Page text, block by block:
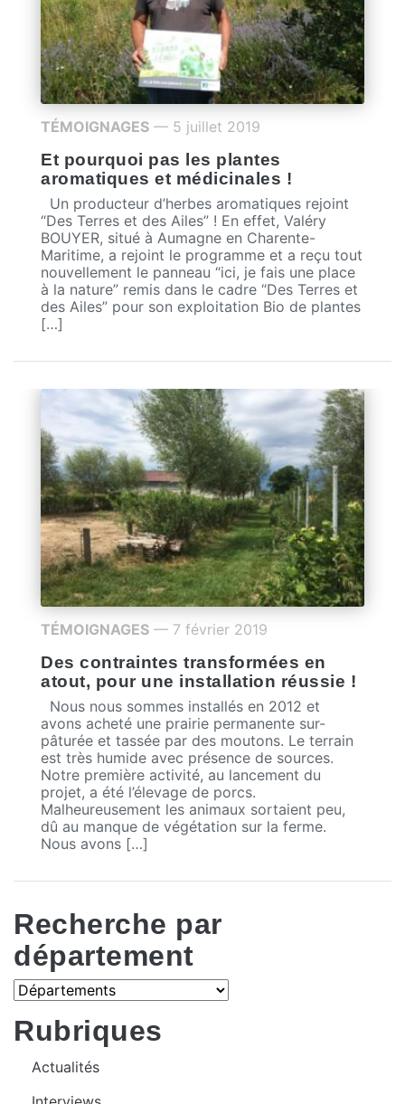
TÉMOIGNAGES — 5 juillet 2019
Et pourquoi pas les plantes
aromatiques et médicinales !
Un producteur d’herbes aromatiques rejoint
“Des Terres et des Ailes” ! En effet, Valéry
BOUYER, situé à Aumagne en Charente-
Maritime, a rejoint le programme et a reçu tout
nouvellement le panneau “ici, je fais une place
à la nature” remis dans le cadre “Des Terres et
des Ailes” pour son exploitation Bio de plantes
[…]
TÉMOIGNAGES — 7 février 2019
Des contraintes transformées en
atout, pour une installation réussie !
Nous nous sommes installés en 2012 et
avons acheté une prairie permanente sur-
pâturée et tassée par des moutons. Le terrain
est très humide avec présence de sources.
Notre première activité, au lancement du
projet, a été l’élevage de porcs.
Malheureusement les animaux sortaient peu,
dû au manque de végétation sur la ferme.
Nous avons […]
Recherche par
département
Rubriques
Actualités